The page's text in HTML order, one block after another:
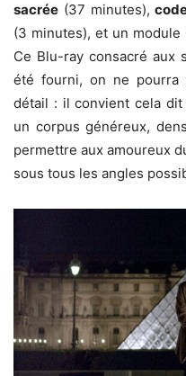
sacrée (37 minutes),
(3 minutes), et un module
Ce Blu-ray consacré aux
été fourni, on ne pourra
détail : il convient cela dit
un corpus généreux,
permettre aux amoureux
sous tous les angles